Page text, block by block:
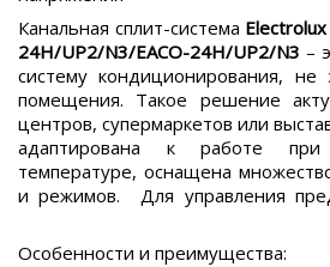
Канальная сплит-система
24H/UP2/N3/EACO-24H/UP2/N3 –
систему кондиционирования, не
помещения. Такое решение
центров, супермаркетов или
адаптирована к работе
температуре, оснащена
и режимов. Для управления
Особенности и преимущества: